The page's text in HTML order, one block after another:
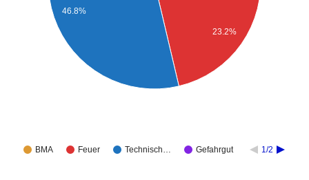
BMA Feuer Technisch… Gefahrgut 1/2
23.2%
46.8%